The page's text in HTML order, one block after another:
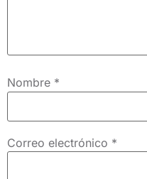
Nombre *
Correo electrónico *